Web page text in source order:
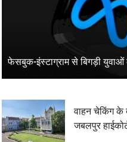
फेसबुक-इंस्टाग्राम से बिगड़ी
वाहन चेकिंग के
जबलपुर